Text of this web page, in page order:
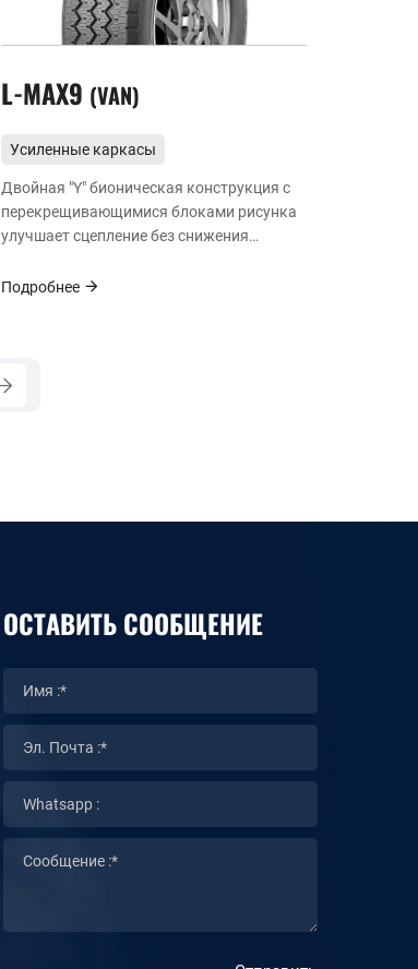
L-MAX9 VAN
Усиленные каркасы
для малых грузов
Двойная "Y" бионическая конструкция с
перекрещивающимися блоками рисунка
улучшает сцепление без снижения
тормозной путь для повышения
Подробнее
ОСТАВИТЬ СООБЩЕНИЕ